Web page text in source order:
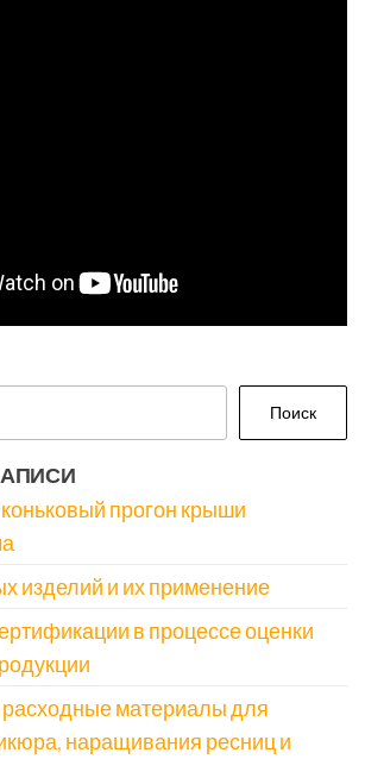
Поиск
коньковый прогон крыши
изделий и их применение
в процессе оценки
материалы для
наращивания ресниц и